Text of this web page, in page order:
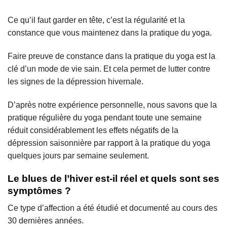
Ce qu’il faut garder en tête, c’est la régularité et la
constance que vous maintenez dans la pratique du yoga.
Faire preuve de constance dans la pratique du yoga est la
clé d’un mode de vie sain. Et cela permet de lutter contre
les signes de la dépression hivernale.
D’après notre expérience personnelle, nous savons que la
pratique régulière du yoga pendant toute une semaine
réduit considérablement les effets négatifs de la
dépression saisonnière par rapport à la pratique du yoga
quelques jours par semaine seulement.
Le blues de l’hiver est-il réel et quels sont ses
symptômes ?
Ce type d’affection a été étudié et documenté au cours des
30 dernières années.